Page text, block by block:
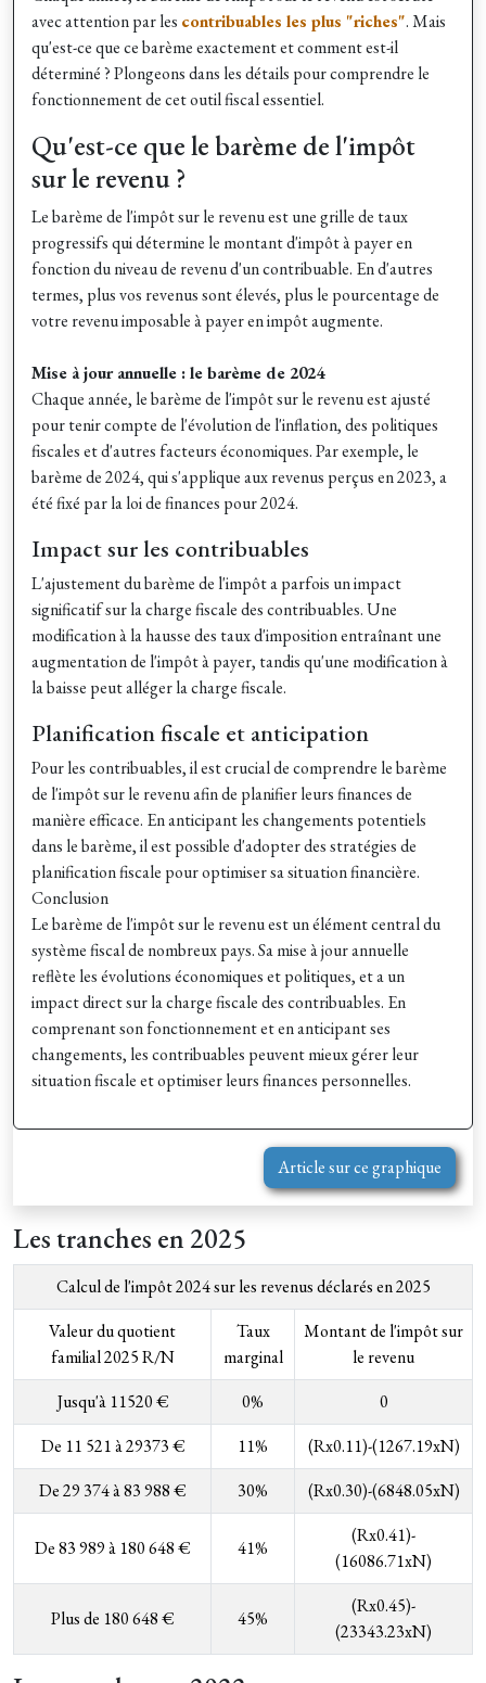
avec attention par les contribuables les plus "riches". Mais
qu'est-ce que ce barème exactement et comment est-il
déterminé ? Plongeons dans les détails pour comprendre le
fonctionnement de cet outil fiscal essentiel.
Qu'est-ce que le barème de l'impôt
sur le revenu ?
Le barème de l'impôt sur le revenu est une grille de taux
progressifs qui détermine le montant d'impôt à payer en
fonction du niveau de revenu d'un contribuable. En d'autres
termes, plus vos revenus sont élevés, plus le pourcentage de
votre revenu imposable à payer en impôt augmente.
Mise à jour annuelle : le barème de 2024
Chaque année, le barème de l'impôt sur le revenu est ajusté
pour tenir compte de l'évolution de l'inflation, des politiques
fiscales et d'autres facteurs économiques. Par exemple, le
barème de 2024, qui s'applique aux revenus perçus en 2023, a
été fixé par la loi de finances pour 2024.
Impact sur les contribuables
L'ajustement du barème de l'impôt a parfois un impact
significatif sur la charge fiscale des contribuables. Une
modification à la hausse des taux d'imposition entraînant une
augmentation de l'impôt à payer, tandis qu'une modification à
la baisse peut alléger la charge fiscale.
Planification fiscale et anticipation
Pour les contribuables, il est crucial de comprendre le barème
de l'impôt sur le revenu afin de planifier leurs finances de
manière efficace. En anticipant les changements potentiels
dans le barème, il est possible d'adopter des stratégies de
planification fiscale pour optimiser sa situation financière.
Conclusion
Le barème de l'impôt sur le revenu est un élément central du
système fiscal de nombreux pays. Sa mise à jour annuelle
reflète les évolutions économiques et politiques, et a un
impact direct sur la charge fiscale des contribuables. En
comprenant son fonctionnement et en anticipant ses
changements, les contribuables peuvent mieux gérer leur
situation fiscale et optimiser leurs finances personnelles.
Article sur ce graphique
Les tranches en 2025
Calcul de l'impôt 2024 sur les revenus déclarés en 2025
Valeur du quotient
familial 2025 R/N
Taux
marginal
Montant de l'impôt sur
le revenu
Jusqu'à 11520 €
0%
0
De 11 521 à 29373 €
11%
(Rx0.11)-(1267.19xN)
De 29 374 à 83 988 €
30% (Rx0.30)-(6848.05xN)
De 83 989 à 180 648 € 41%
(Rx0.41)-
(16086.71xN)
Plus de 180 648 € 45%
(Rx0.45)-
(23343.23xN)